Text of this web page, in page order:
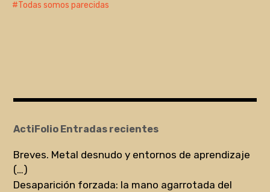
Todas somos parecidas
ActiFolio Entradas recientes
Breves. Metal desnudo y entornos de aprendizaje
(…)
Desaparición forzada: la mano agarrotada del